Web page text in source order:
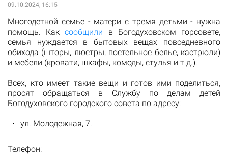
09.10.2024, 16:15
Многодетной семье - матери с тремя детьми - нужна
помощь. Каксообщили в Богодуховском горсовете,
семья нуждается в бытовых вещах повседневного
обихода (шторы, люстры, постельное белье, кастрюли)
и мебели (кровати, шкафы, комоды, стулья и т.д.).
Всех, кто имеет такие вещи и готов ими поделиться,
просят обращаться в Службу по делам детей
Богодуховского городского совета по адресу:
ул. Молодежная, 7.
Телефон: